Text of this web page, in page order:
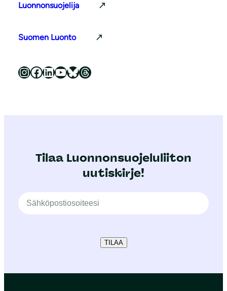
Luonnonsuojelija
Suomen Luonto
Luonnonsuojeluliitto Instagramissa Luonnonsuojeluliitto Facebookissa Luonnonsuojeluliitto LinkedInissä Luonnonsuojeluliiton YouTube-kanava Luonnonsuojeluliitto Blueskyssa Luonnonsuojeluliitto Threadsissa
Tilaa Luonnonsuojeluliiton
uutiskirje!
TILAA